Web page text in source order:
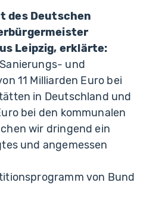
des Deutschen
Leipzig, erklärte:
und
11 Milliarden Euro bei
in Deutschland und
bei den kommunalen
wir dringend ein
und angemessen
von Bund